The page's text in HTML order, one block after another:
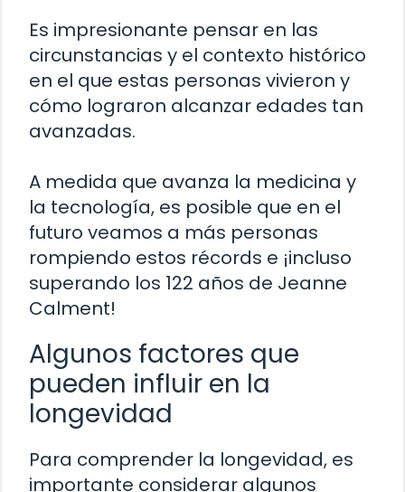
Es impresionante pensar en las
circunstancias y el contexto histórico
en el que estas personas vivieron y
cómo lograron alcanzar edades tan
avanzadas.
A medida que avanza la medicina y
la tecnología, es posible que en el
futuro veamos a más personas
rompiendo estos récords e ¡incluso
superando los 122 años de Jeanne
Calment!
Algunos factores que
pueden influir en la
longevidad
Para comprender la longevidad, es
importante considerar algunos